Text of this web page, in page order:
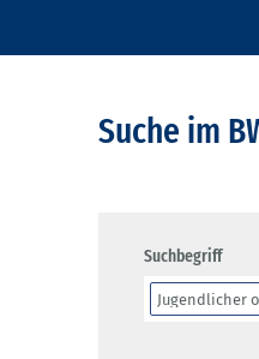
Suche im
Suchbegriff
Jugendlicher